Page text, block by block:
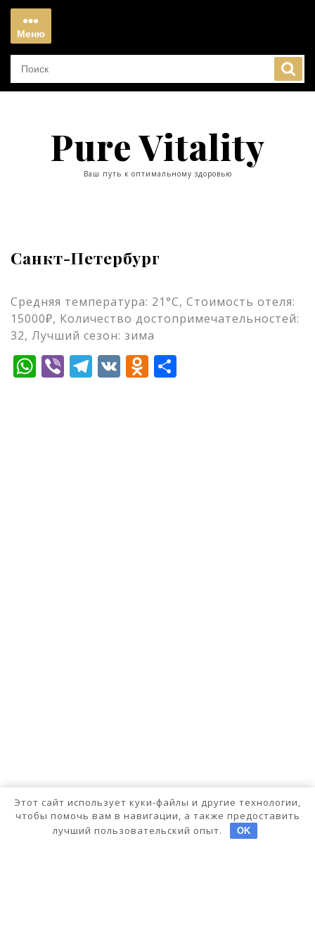
Перейти
содержимому
Меню
Меню
Pure Vitality
Ваш путь к оптимальному здоровью
Санкт-Петербург
Средняя температура: 21°C, Стоимость отеля:
15000₽, Количество достопримечательностей:
32, Лучший сезон: зима
WhatsApp
ViberTelegram
VKOdnoklassniki
Этот сайт использует куки-файлы и другие технологии,
чтобы помочь вам в навигации, а также предоставить
лучший пользовательский опыт.
OK